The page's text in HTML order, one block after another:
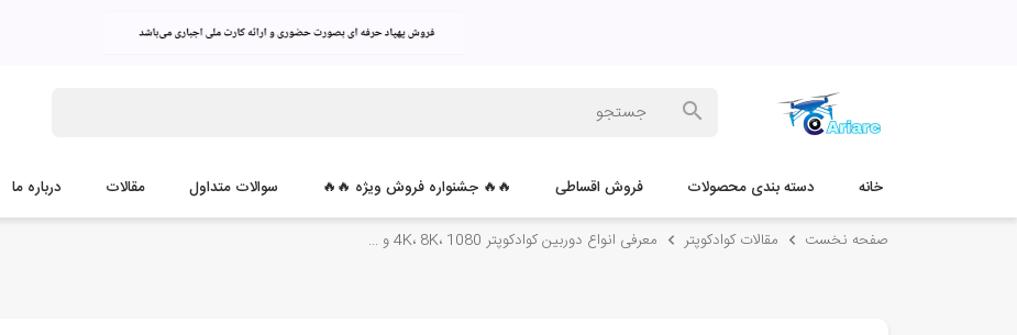
خانه دسته بندی محصولات فروش اقساطی 🔥🔥 جشنواره فروش ویژه 🔥🔥 سوالات متداول مقالات درباره ما
صفحه نخست مقالات کوادکوپتر معرفی انواع دوربین کوادکوپتر 4K، 8K، 1080 و ...